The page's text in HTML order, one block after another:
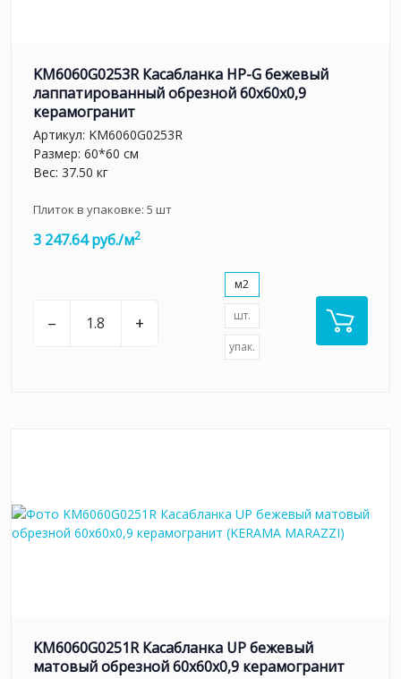
KM6060G0253R Касабланка HP-G бежевый
лаппатированный обрезной 60x60x0,9
керамогранит
Артикул: KM6060G0253R
Размер: 60*60 см
Вес: 37.50 кг
Плиток в упаковке: 5 шт
3 247.64 руб./м2
– +
м2
шт.
упак.
KM6060G0251R Касабланка UP бежевый
матовый обрезной 60x60x0,9 керамогранит